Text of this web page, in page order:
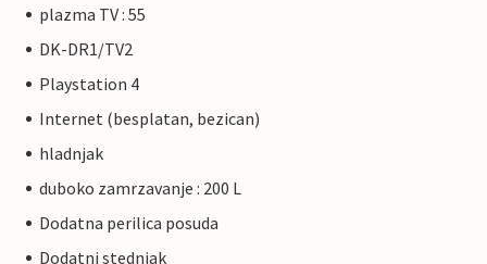
plazma TV : 55
DK-DR1/TV2
Playstation 4
Internet (besplatan, bezican)
hladnjak
duboko zamrzavanje : 200 L
Dodatna perilica posuda
Dodatni stednjak